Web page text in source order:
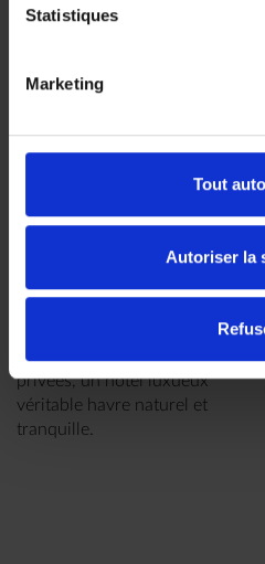
Statistiques
Marketing
Tout
Autoriser la
Island - Archipel
Constitué de deux îles
privées, un hôtel luxueux
véritable havre naturel et
tranquille.